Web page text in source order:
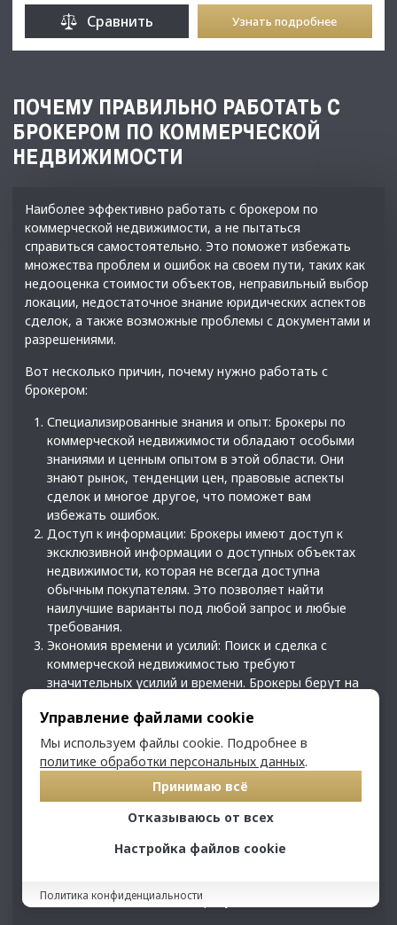
Сравнить Узнать подробнее
ПОЧЕМУ ПРАВИЛЬНО РАБОТАТЬ С
БРОКЕРОМ ПО КОММЕРЧЕСКОЙ
НЕДВИЖИМОСТИ
Наиболее эффективно работать с брокером по
коммерческой недвижимости, а не пытаться
справиться самостоятельно. Это поможет избежать
множества проблем и ошибок на своем пути, таких как
недооценка стоимости объектов, неправильный выбор
локации, недостаточное знание юридических аспектов
сделок, а также возможные проблемы с документами и
разрешениями.
Вот несколько причин, почему нужно работать с
брокером:
Специализированные знания и опыт: Брокеры по
коммерческой недвижимости обладают особыми
знаниями и ценным опытом в этой области. Они
знают рынок, тенденции цен, правовые аспекты
сделок и многое другое, что поможет вам
избежать ошибок.
Доступ к информации: Брокеры имеют доступ к
эксклюзивной информации о доступных объектах
недвижимости, которая не всегда доступна
обычным покупателям. Это позволяет найти
наилучшие варианты под любой запрос и любые
требования.
Экономия времени и усилий: Поиск и сделка с
коммерческой недвижимостью требуют
значительных усилий и времени. Брокеры берут на
ваше время и даст возможность сосредоточиться
на своих основных делах.
Помощь в переговорах: Брокеры умеют успешно
вести переговоры с продавцами или
арендодателями, защищая ваши интересы и
добиваясь наилучших условий сделки.
Поэтому для успешной и безопасной сделки с
избежать ошибок и достичь результата.
Управление файлами cookie
Мы используем файлы cookie. Подробнее в
политике обработки персональных данных.
Принимаю всё
Отказываюсь от всех
Настройка файлов cookie
Политика конфиденциальности